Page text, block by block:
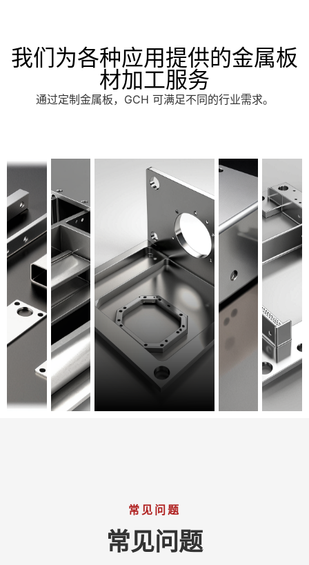
我们为各种应用提供的金属板
材加工服务
通过定制金属板，GCH 可满足不同的行业需求。
常见问题
常见问题